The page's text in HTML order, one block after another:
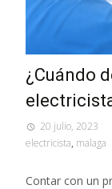
¿Cuándo
20 julio, 2023
electricista, malaga
Contar con un